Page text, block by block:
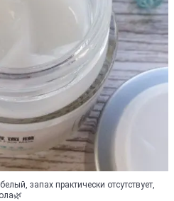
запах практически отсутствует,